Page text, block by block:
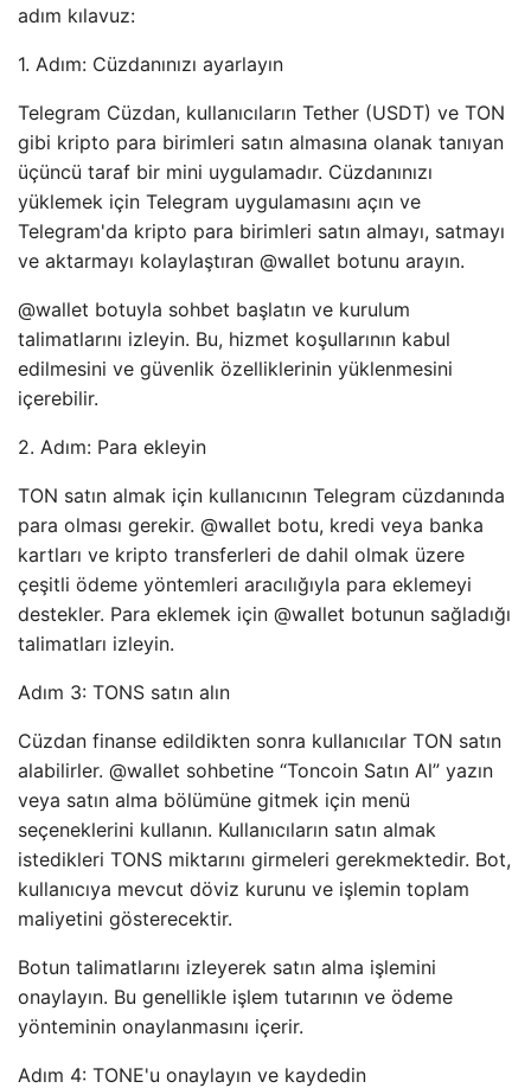
adım kılavuz:
1. Adım: Cüzdanınızı ayarlayın
Telegram Cüzdan, kullanıcıların Tether (USDT) ve TON
gibi kripto para birimleri satın almasına olanak tanıyan
üçüncü taraf bir mini uygulamadır. Cüzdanınızı
yüklemek için Telegram uygulamasını açın ve
Telegram'da kripto para birimleri satın almayı, satmayı
ve aktarmayı kolaylaştıran @wallet botunu arayın.
@wallet botuyla sohbet başlatın ve kurulum
talimatlarını izleyin. Bu, hizmet koşullarının kabul
edilmesini ve güvenlik özelliklerinin yüklenmesini
içerebilir.
2. Adım: Para ekleyin
TON satın almak için kullanıcının Telegram cüzdanında
para olması gerekir. @wallet botu, kredi veya banka
kartları ve kripto transferleri de dahil olmak üzere
çeşitli ödeme yöntemleri aracılığıyla para eklemeyi
destekler. Para eklemek için @wallet botunun sağladığı
talimatları izleyin.
Adım 3: TONS satın alın
Cüzdan finanse edildikten sonra kullanıcılar TON satın
alabilirler. @wallet sohbetine “Toncoin Satın Al” yazın
veya satın alma bölümüne gitmek için menü
seçeneklerini kullanın. Kullanıcıların satın almak
istedikleri TONS miktarını girmeleri gerekmektedir. Bot,
kullanıcıya mevcut döviz kurunu ve işlemin toplam
maliyetini gösterecektir.
Botun talimatlarını izleyerek satın alma işlemini
onaylayın. Bu genellikle işlem tutarının ve ödeme
yönteminin onaylanmasını içerir.
Adım 4: TONE'u onaylayın ve kaydedin